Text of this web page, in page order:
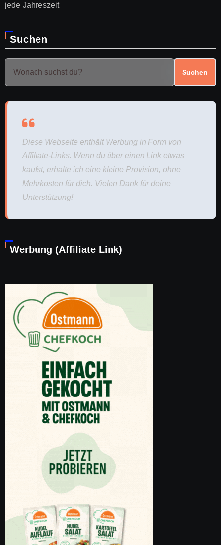
jede Jahreszeit
Suchen
Suchen
Diese Webseite enthält Werbung in Form von
Affiliate-Links. Wenn du über einen Link etwas
kaufst, erhalte ich eine kleine Provision, ohne
Mehrkosten für dich. Vielen Dank für deine
Unterstützung!
Werbung (Affiliate Link)